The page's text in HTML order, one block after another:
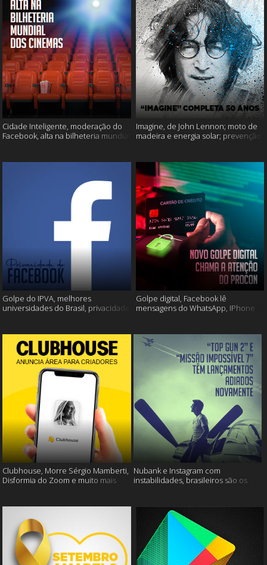
Cidade Inteligente, moderação do
Facebook, alta na bilheteria mundial
Imagine, de John Lennon; moto de
madeira e energia solar; prevenção
Golpe do IPVA, melhores
universidades do Brasil, privacidade
Golpe digital, Facebook lê
mensagens do WhatsApp, IPhone
Clubhouse, Morre Sérgio Mamberti,
Disformia do Zoom e muito mais
Nubank e Instagram com
instabilidades, brasileiros são os